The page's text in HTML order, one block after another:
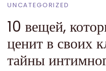
UNCATEGORIZED
10 вещей,
ценит в своих
тайны